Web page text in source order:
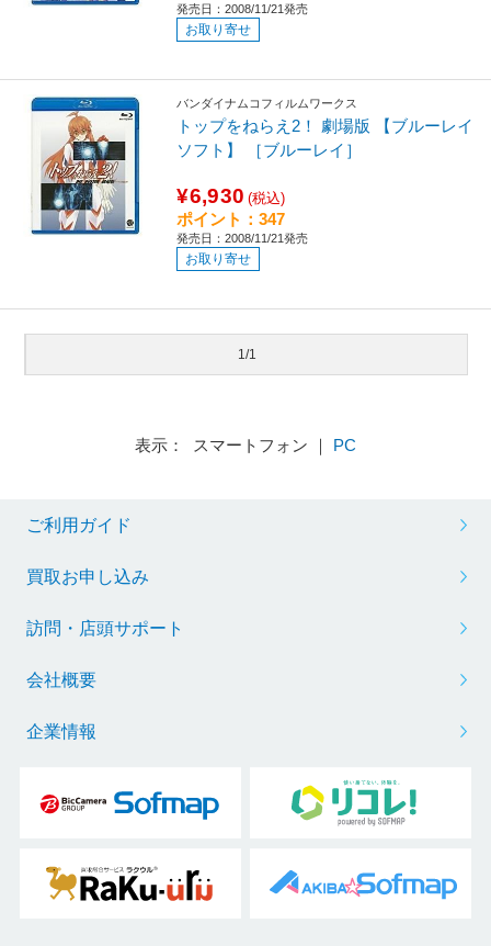
発売日：2008/11/21発売
お取り寄せ
バンダイナムコフィルムワークス
トップをねらえ2！ 劇場版 【ブルーレイ
ソフト】 ［ブルーレイ］
¥6,930 (税込)
ポイント：347
発売日：2008/11/21発売
お取り寄せ
1/1
表示： スマートフォン ｜ PC
ご利用ガイド
買取お申し込み
訪問・店頭サポート
会社概要
企業情報